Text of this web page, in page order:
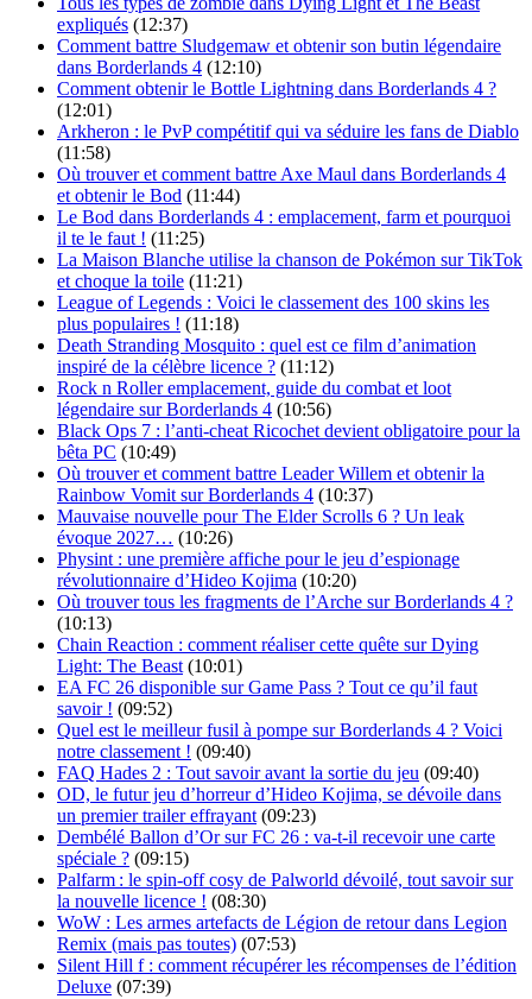
expliqués (12:37)
Comment battre Sludgemaw et obtenir son butin légendaire
dans Borderlands 4 (12:10)
Comment obtenir le Bottle Lightning dans Borderlands 4 ?
(12:01)
Arkheron : le PvP compétitif qui va séduire les fans de Diablo
(11:58)
Où trouver et comment battre Axe Maul dans Borderlands 4
et obtenir le Bod (11:44)
Le Bod dans Borderlands 4 : emplacement, farm et pourquoi
il te le faut ! (11:25)
La Maison Blanche utilise la chanson de Pokémon sur TikTok
et choque la toile (11:21)
League of Legends : Voici le classement des 100 skins les
plus populaires ! (11:18)
Death Stranding Mosquito : quel est ce film d’animation
inspiré de la célèbre licence ? (11:12)
Rock n Roller emplacement, guide du combat et loot
légendaire sur Borderlands 4 (10:56)
Black Ops 7 : l’anti-cheat Ricochet devient obligatoire pour la
bêta PC (10:49)
Où trouver et comment battre Leader Willem et obtenir la
Rainbow Vomit sur Borderlands 4 (10:37)
Mauvaise nouvelle pour The Elder Scrolls 6 ? Un leak
évoque 2027… (10:26)
Physint : une première affiche pour le jeu d’espionage
révolutionnaire d’Hideo Kojima (10:20)
Où trouver tous les fragments de l’Arche sur Borderlands 4 ?
(10:13)
Chain Reaction : comment réaliser cette quête sur Dying
Light: The Beast (10:01)
EA FC 26 disponible sur Game Pass ? Tout ce qu’il faut
savoir ! (09:52)
Quel est le meilleur fusil à pompe sur Borderlands 4 ? Voici
notre classement ! (09:40)
FAQ Hades 2 : Tout savoir avant la sortie du jeu (09:40)
OD, le futur jeu d’horreur d’Hideo Kojima, se dévoile dans
un premier trailer effrayant (09:23)
Dembélé Ballon d’Or sur FC 26 : va-t-il recevoir une carte
spéciale ? (09:15)
Palfarm : le spin-off cosy de Palworld dévoilé, tout savoir sur
la nouvelle licence ! (08:30)
WoW : Les armes artefacts de Légion de retour dans Legion
Remix (mais pas toutes) (07:53)
Silent Hill f : comment récupérer les récompenses de l’édition
Deluxe (07:39)